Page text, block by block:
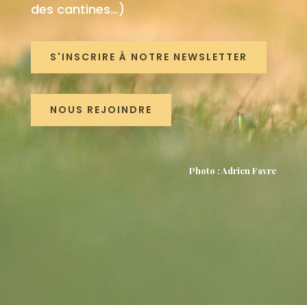
des cantines…)
S'INSCRIRE À NOTRE NEWSLETTER
NOUS REJOINDRE
Photo : Adrien Favre